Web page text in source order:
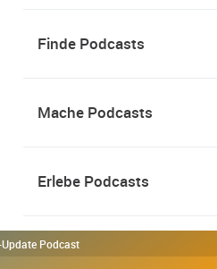
Finde Podcasts
Mache Podcasts
Erlebe Podcasts
Podcast